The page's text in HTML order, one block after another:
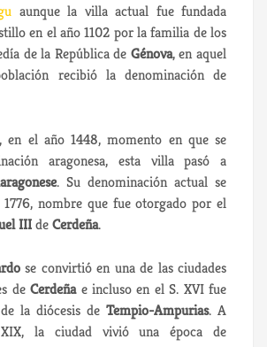
aunque la villa actual fue fundada
en el año 1102 por la familia de los
de la República de Génova, en aquel
recibió la denominación de
en el año 1448, momento en que se
aragonesa, esta villa pasó a
. Su denominación actual se
nombre que fue otorgado por el
IIIdeCerdeña.
se convirtió en una de las ciudades
deCerdeña e incluso en el S. XVI fue
la diócesis de Tempio-Ampurias. A
la ciudad vivió una época de